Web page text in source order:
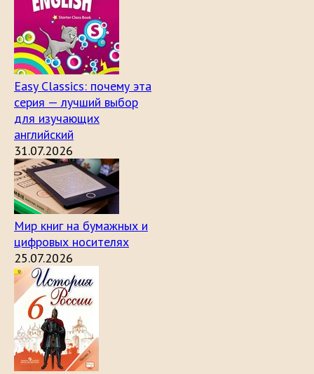
Easy Classics: почему эта
серия — лучший выбор
для изучающих
английский
31.07.2026
Мир книг на бумажных и
цифровых носителях
25.07.2026